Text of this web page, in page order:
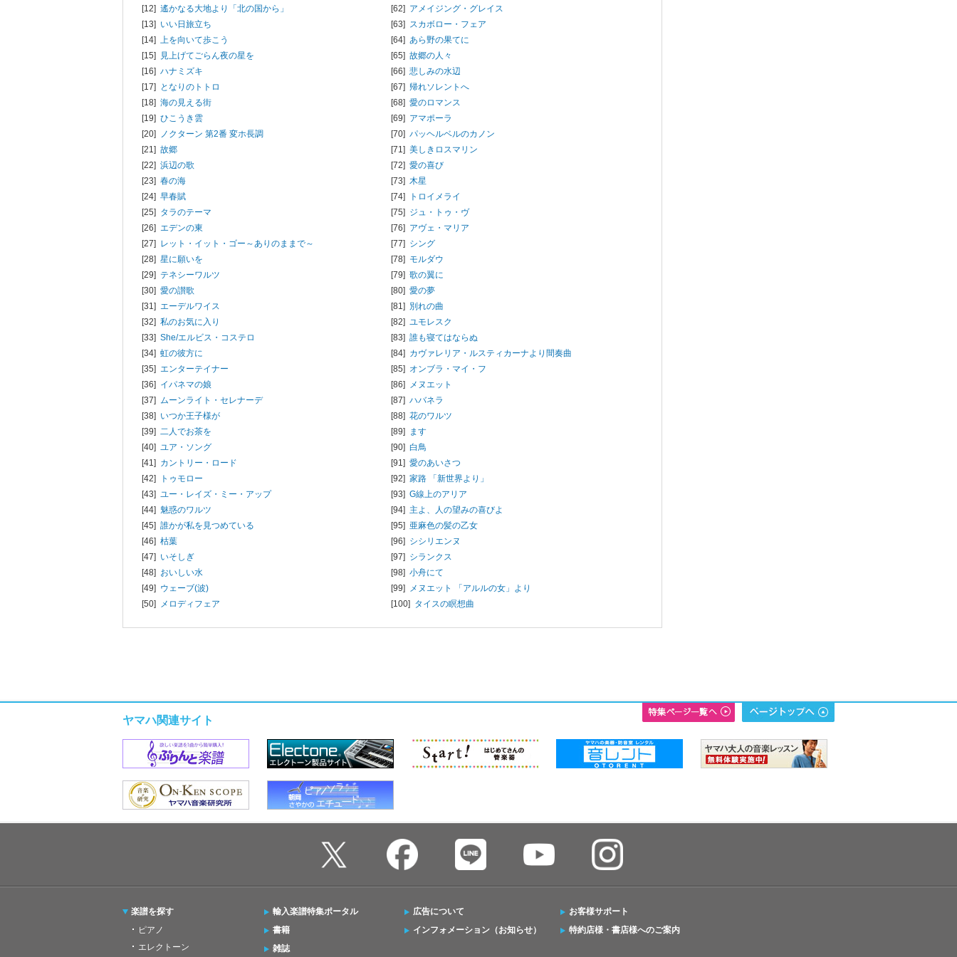
[12] 遙かなる大地より「北の国から」
[13] いい日旅立ち
[14] 上を向いて歩こう
[15] 見上げてごらん夜の星を
[16] ハナミズキ
[17] となりのトトロ
[18] 海の見える街
[19] ひこうき雲
[20] ノクターン 第2番 変ホ長調
[21] 故郷
[22] 浜辺の歌
[23] 春の海
[24] 早春賦
[25] タラのテーマ
[26] エデンの東
[27] レット・イット・ゴー～ありのままで～
[28] 星に願いを
[29] テネシーワルツ
[30] 愛の讃歌
[31] エーデルワイス
[32] 私のお気に入り
[33] She/エルビス・コステロ
[34] 虹の彼方に
[35] エンターテイナー
[36] イパネマの娘
[37] ムーンライト・セレナーデ
[38] いつか王子様が
[39] 二人でお茶を
[40] ユア・ソング
[41] カントリー・ロード
[42]
トゥモロー
[43] ユー・レイズ・ミー・アップ
[44] 魅惑のワルツ
[45] 誰かが私を見つめている
[46] 枯葉
[47] いそしぎ
[48] おいしい水
[49] ウェーブ(波)
[50] メロディフェア
[62] アメイジング・グレイス
[63] スカボロー・フェア
[64] あら野の果てに
[65] 故郷の人々
[66] 悲しみの水辺
[67] 帰れソレントへ
[68] 愛のロマンス
[69] アマポーラ
[70] パッヘルベルのカノン
[71] 美しきロスマリン
[72] 愛の喜び
[73] 木星
[74]
トロイメライ
[75] ジュ・トゥ・ヴ
[76] アヴェ・マリア
[77] シング
[78] モルダウ
[79] 歌の翼に
[80] 愛の夢
[81] 別れの曲
[82] ユモレスク
[83] 誰も寝てはならぬ
[84] カヴァレリア・ルスティカーナより間奏曲
[85] オンブラ・マイ・フ
[86] メヌエット
[87] ハバネラ
[88] 花のワルツ
[89] ます
[90] 白鳥
[91] 愛のあいさつ
[92] 家路 「新世界より」
[93] G線上のアリア
[94] 主よ、人の望みの喜びよ
[95] 亜麻色の髪の乙女
[96] シシリエンヌ
[97] シランクス
[98] 小舟にて
[99] メヌエット 「アルルの女」より
[100] タイスの瞑想曲
ヤマハ関連サイト
楽譜を探す
ピアノ
エレクトーン
輸入楽譜特集ポータル
書籍
雑誌
広告について
インフォメーション（お知らせ）
お客様サポート
特約店様・書店様へのご案内